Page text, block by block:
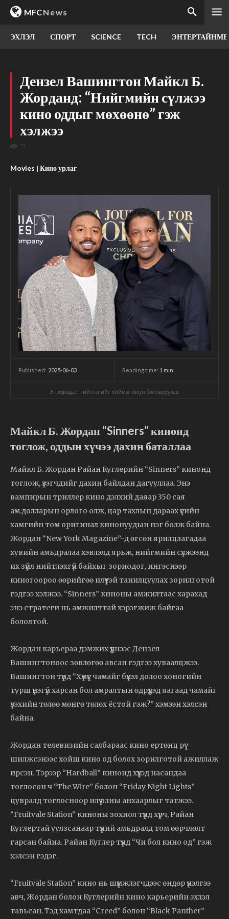
MFCNews
ЭХЛЭЛ СПОРТ SCIENCE TECH
Дензел Вашингтон Майкл Б.
Жорданд: “Нийгмийн сүлжээ
кино оддыг мөхөөнө” гэж
хэлжээ
71
Movies | Кино урлаг
Published: 2025-06-03 Reading time: 1 min.
Энэхүү мэдээ, нийтлэлийг хиймэл оюун боловсруулав.
Майкл Б. Жордан “Sinners” кинонд
тоглож, оддын хүчээ дахин баталлаа
Майкл Б. Жордан Райан Куглерийн “Sinners” кинонд
тоглож, үзэгчдийг дахин байлдан дагууллаа. Энэ
вампирын триллер кино дэлхий даяар 350 сая
ам.долларын орлого олж, цар тахлын дараах үеийн
хамгийн том оригинал кинонуудын нэг болж байна.
Жордан “New York Magazine”-д өгсөн ярилцлагадаа
хувийн амьдралаа хэвлэлд ярьж, нийгмийн сүлжээнд
их зүйл нийтлэхгүй байхыг зориодог, ингэснээр
киногоороо өөрийгөө илүүтэй танилцуулах зорилготой
гэдгээ хэлжээ. “Sinners” киноны амжилтаас харахад
энэ стратеги нь амжилттай хэрэгжиж байгаа
бололтой.
Жордан карьераа дэмжих үүднээс Дензел
Вашингтоноос зөвлөгөө авсан гэдгээ хуваалцжээ.
Вашингтон түүнд “Хүмүүс чамайг бүхэл долоо хоногийн
турш үнэгүй харсан бол амралтын өдрүүдэд яагаад чамайг
үзэхийн төлөө мөнгө төлөх ёстой гэж?” хэмээн хэлсэн
байна.
Жордан телевизийн салбараас кино ертөнц рүү
шилжсэнээс хойш кино од болох зорилготой ажиллаж
ирсэн. Тэрээр “Hardball” кинонд хүүхэд насандаа
тоглосон ч “The Wire” болон “Friday Night Lights”
цувралд тоглосноор илүү олны анхаарлыг татжээ.
“Fruitvale Station” киноны зохиол түүнд хүрч, Райан
Куглертай уулзсанаар түүний амьдралд том өөрчлөлт
гарсан байна. Райан Куглер түүнд “Чи бол кино од” гэж
хэлсэн гэдэг.
“Fruitvale Station” кино нь шүүмжлэгчдээс өндөр үнэлгээ
авч, Жордан болон Куглерийн кино карьерийн эхлэл
тавьсан. Тэд хамтдаа “Creed” болон “Black Panther”